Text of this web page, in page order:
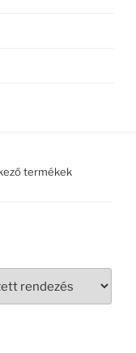
termékek